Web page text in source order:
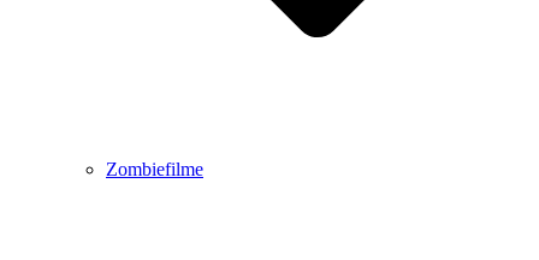
Zombiefilme